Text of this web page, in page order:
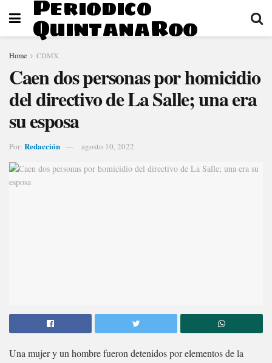
Periodico
QuintanaRoo
Home CDMX
Caen dos personas por homicidio
del directivo de La Salle; una era
su esposa
Por: Redacción agosto 10, 2022
Una mujer y un hombre fueron detenidos por elementos de la